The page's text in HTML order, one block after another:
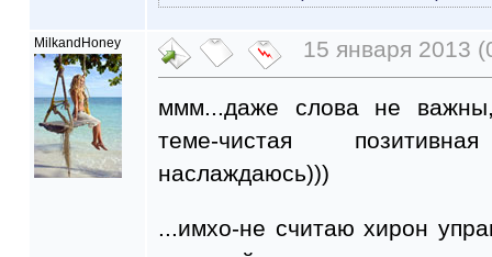
MilkandHoney 15 января 2013
ммм...даже слова не
теме-чистая
наслаждаюсь)))
...имхо-не считаю хирон